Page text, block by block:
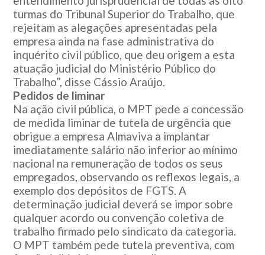
turmas do Tribunal Superior do Trabalho, que
rejeitam as alegações apresentadas pela
empresa ainda na fase administrativa do
inquérito civil público, que deu origem a esta
atuação judicial do Ministério Público do
Trabalho”, disse Cássio Araújo.
Pedidos de liminar
Na ação civil pública, o MPT pede a concessão
de medida liminar de tutela de urgência que
obrigue a empresa Almaviva a implantar
imediatamente salário não inferior ao mínimo
nacional na remuneração de todos os seus
empregados, observando os reflexos legais, a
exemplo dos depósitos de FGTS. A
determinação judicial deverá se impor sobre
qualquer acordo ou convenção coletiva de
trabalho firmado pelo sindicato da categoria.
O MPT também pede tutela preventiva, com